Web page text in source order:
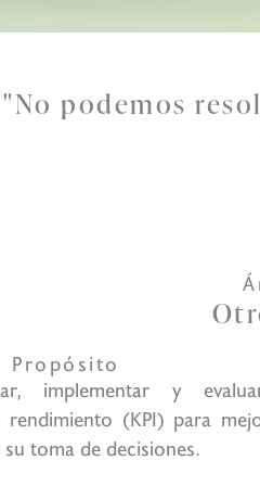
"No podemos
Propósito
implementar y
rendimiento (KPI) para
toma de decisiones.